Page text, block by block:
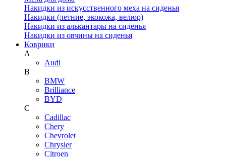
Накидки из искусственного меха на сиденья
Накидки (летние, экокожа, велюр)
Накидки из алькантары на сиденья
Накидки из овчины на сиденья
Коврики
A
Audi
B
BMW
Brilliance
BYD
C
Cadillac
Chery
Chevrolet
Chrysler
Citroen